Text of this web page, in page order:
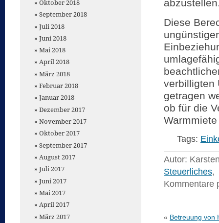
Diese
verbilligten
getragen
ob für die
Tags:
Autor:
Steuerliches,
Kommentare
« Betreuung von
Oktober 2018
September 2018
Juli 2018
Juni 2018
Mai 2018
April 2018
März 2018
Februar 2018
Januar 2018
Dezember 2017
November 2017
Oktober 2017
September 2017
August 2017
Juli 2017
Juni 2017
Mai 2017
April 2017
März 2017